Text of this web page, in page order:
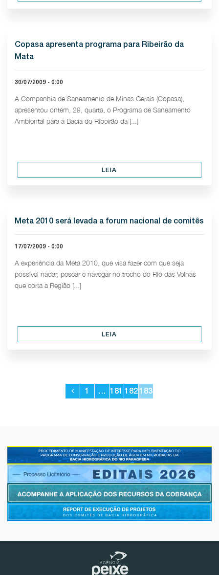
Copasa apresenta programa para Ribeirão da
Mata
30/07/2009 - 0:00
A Companhia de Saneamento de Minas Gerais (Copasa),
apresentou ontem, 29, quarta, o Programa de Saneamento
Ambiental para a Bacia do Ribeirão da [...]
LEIA
Meta 2010 será levada a forum nacional de comitês
17/07/2009 - 0:00
A experiência da Meta 2010, que visa fazer com que seja
possível nadar, pescar e navegar no trecho do Rio das Velhas
que corta a Região [...]
LEIA
1 … 181 182183